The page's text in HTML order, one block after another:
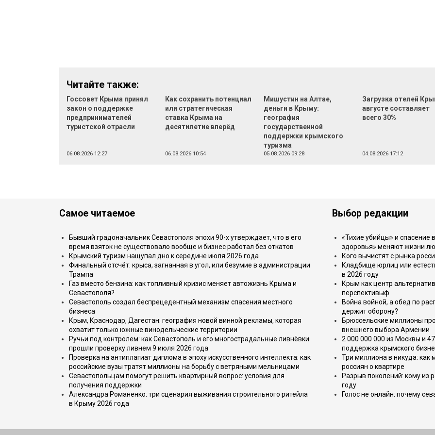
Читайте также:
Госсовет Крыма принял
закон о поддержке
предпринимателей
туристской отрасли
06.08.2026 12:27
Как сохранить потенциал
или стратегическая
ставка Крыма на
десятилетие вперёд
06.08.2026 10:54
Мишустин на Алтае,
деньги в Крыму:
география
государственной
поддержки крымского
туризма
05.08.2026 09:28
Загрузка отелей
августе составляет
всего 30%
04.08.2026 17:12
Самое читаемое
Бывший градоначальник Севастополя эпохи 90-х утверждает, что в его
время взяток не существовало вообще и бизнес работал без откатов
Крымский туризм нащупал дно к середине июля 2026 года
Финальный отсчёт: крыса, загнанная в угол, или безумие в администрации
Трампа
Газ вместо бензина: как топливный кризис меняет автожизнь Крыма и
Севастополя?
Севастополь создал беспрецедентный механизм спасения местного
бизнеса
Крым, Краснодар, Дагестан: география новой винной рекламы, которая
охватит только южные винодельческие территории
Ручьи под контролем: как Севастополь и его многострадальные ливнёвки
прошли проверку ливнем 9 июля 2026 года
Проверка на антиплагиат диплома в эпоху искусственного интеллекта: как
российские вузы тратят миллионы на борьбу с ветряными мельницами
Севастопольцам помогут решить квартирный вопрос: условия для
получения поддержки
Александра Романенко: три сценария выживания строительного ритейла
в Крыму 2026 года
Выбор редакции
«Тихие убийцы» и спасение
здоровья» меняют жизни
Кого вычистят с рынка
Кладбище юрлиц или
в 2026 году
Крым как центр
перспективыф
Война войной, а обед по
держит оборону?
Брюссельские миллионы
внешнего выбора Армении
2 000 000 000 из Москвы и
поддержка крымского
Три миллиона в никуда:
россиян о квартире
Разрыв поколений: кому из
году
Голос не онлайн: почему